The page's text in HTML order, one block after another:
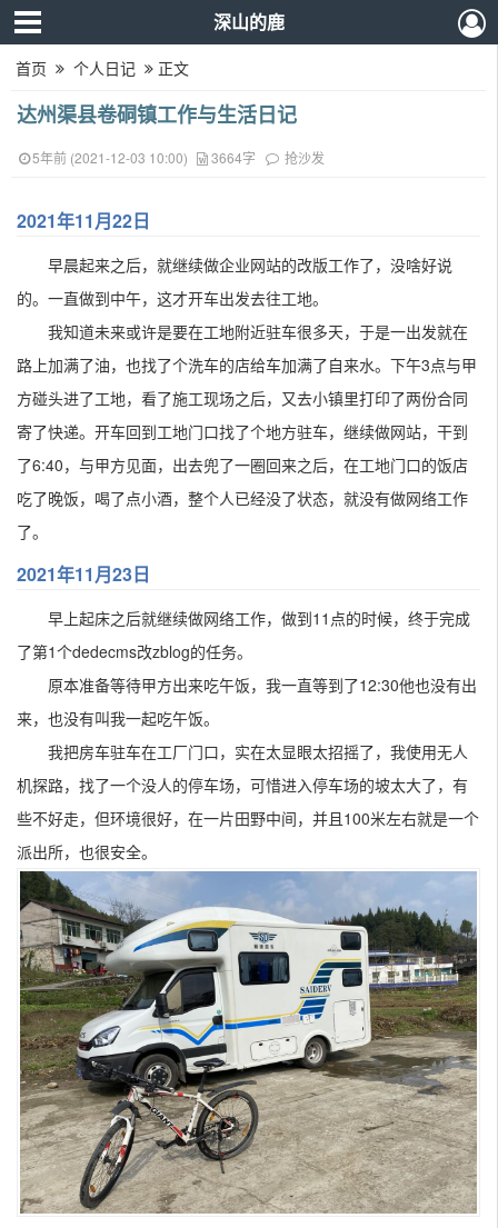
深山的鹿
首页 个人日记 正文
达州渠县卷硐镇工作与生活日记
5年前 (2021-12-03 10:00) 3664字 抢沙发
2021年11月22日
早晨起来之后，就继续做企业网站的改版工作了，没啥好说
的。一直做到中午，这才开车出发去往工地。
我知道未来或许是要在工地附近驻车很多天，于是一出发就在
路上加满了油，也找了个洗车的店给车加满了自来水。下午3点与甲
方碰头进了工地，看了施工现场之后，又去小镇里打印了两份合同
寄了快递。开车回到工地门口找了个地方驻车，继续做网站，干到
了6:40，与甲方见面，出去兜了一圈回来之后，在工地门口的饭店
吃了晚饭，喝了点小酒，整个人已经没了状态，就没有做网络工作
了。
2021年11月23日
早上起床之后就继续做网络工作，做到11点的时候，终于完成
了第1个dedecms改zblog的任务。
原本准备等待甲方出来吃午饭，我一直等到了12:30他也没有出
来，也没有叫我一起吃午饭。
我把房车驻车在工厂门口，实在太显眼太招摇了，我使用无人
机探路，找了一个没人的停车场，可惜进入停车场的坡太大了，有
些不好走，但环境很好，在一片田野中间，并且100米左右就是一个
派出所，也很安全。